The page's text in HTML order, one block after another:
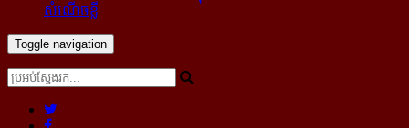
សំណើចខ្លី
Toggle navigation